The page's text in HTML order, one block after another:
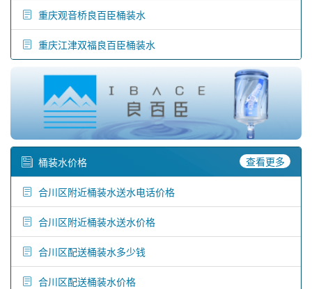
重庆观音桥良百臣桶装水
重庆江津双福良百臣桶装水
桶装水价格 查看更多
合川区附近桶装水送水电话价格
合川区附近桶装水送水价格
合川区配送桶装水多少钱
合川区配送桶装水价格